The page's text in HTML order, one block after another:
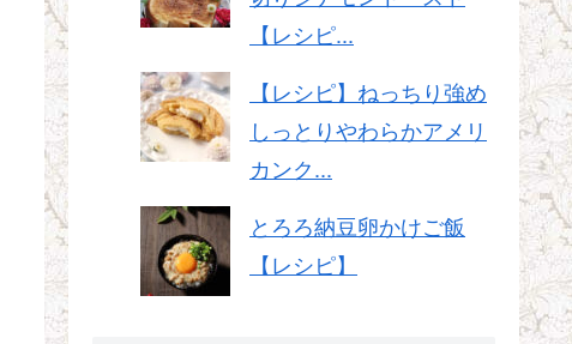
【レシピ...
【レシピ】ねっちり強め
しっとりやわらかアメリ
カンク...
とろろ納豆卵かけご飯
【レシピ】